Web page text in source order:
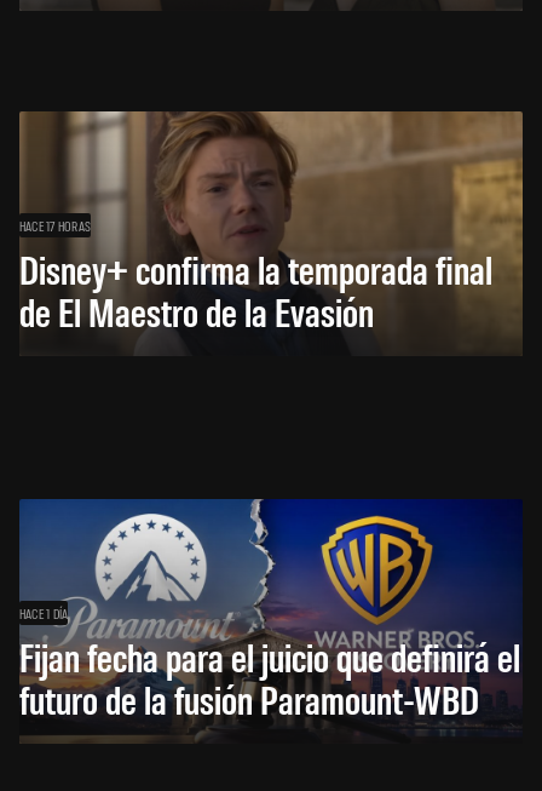
HACE 17 HORAS
Disney+ confirma la temporada final
de El Maestro de la Evasión
HACE 1 DÍA
Fijan fecha para el juicio que definirá el
futuro de la fusión Paramount-WBD